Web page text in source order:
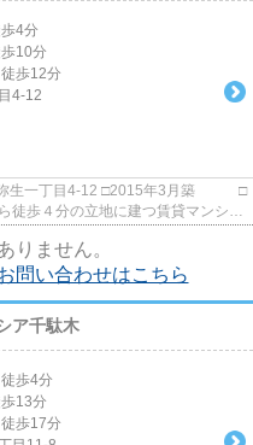
歩4分
歩10分
徒歩12分
4-12
□2015年3月築 □
りません。
問い合わせはこちら
ア千駄木
徒歩4分
歩13分
徒歩17分